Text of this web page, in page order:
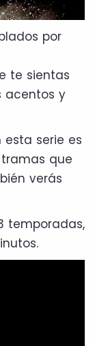
por
te sientas
acentos y
esta serie es
que
verás
temporadas,